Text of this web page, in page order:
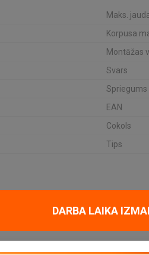
Maks.
Korpusa
Montāžas
Svars
Spriegums
EAN
Cokols
Tips
un dekoratīvam apgaismojumam
4 x 25 W; aizsardzības klase
DARBA LAIKA